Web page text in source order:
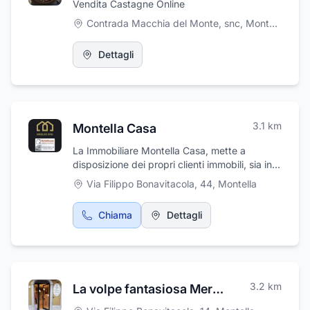
tradizione della cucina italiana con un tocco di
innovazione. Il locale è completamente
attento e professionale, che garantisce una
piacevole esperienza per tutti i clienti. Ideale
Vendita Castagne Online
Contrada Macchia del Monte, snc, Montemarano
Dettagli
Montella Casa 3.1 km
La Immobiliare Montella Casa, mette a
disposizione dei propri clienti immobili, sia in
acquisto che in affitto, siti in Montella (AV) e
zone limitrofe, la maggior parte ideali anche
come casa vacanza. E' un agenzia
immobiliare che opera sul territorio con
occupandosi della gestione di tutte le
cortese e qualificato sarà a vostra
Via Filippo Bonavitacola, 44, Montella
Chiama Dettagli
La volpe fantasiosa Merceria creativa Ricamificio 3.2 km